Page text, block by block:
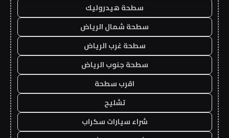
سطحة هيدروليك
سطحة شمال الرياض
سطحة غرب الرياض
سطحة جنوب الرياض
اقرب سطحة
تشليح
شراء سيارات سكراب